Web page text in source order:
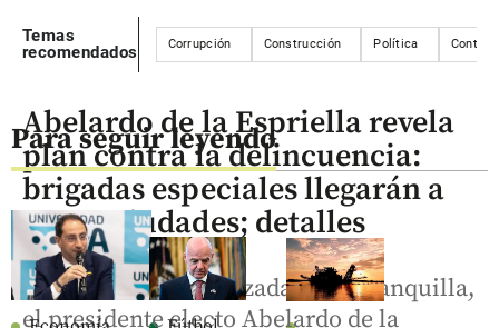
Temas
recomendados
Corrupción Construcción Política
Para seguir leyendo
Abelardo de la Espriella revela
plan contra la delincuencia:
brigadas especiales llegarán a
nueve ciudades; detalles
Tras la cumbre realizada en Barranquilla,
el presidente electo Abelardo de la